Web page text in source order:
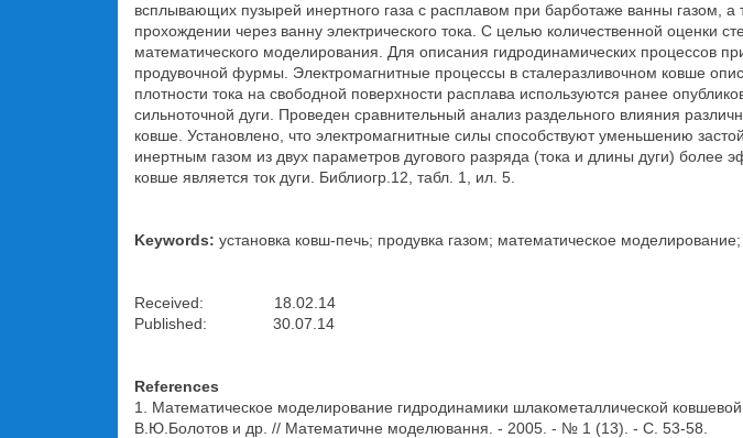
всплывающих пузырей инертного газа с расплавом при барботаже ванны газом,
прохождении через ванну электрического тока. С целью количественной оценки
математического моделирования. Для описания гидродинамических процессов
продувочной фурмы. Электромагнитные процессы в сталеразливочном ковше
плотности тока на свободной поверхности расплава используются ранее
сильноточной дуги. Проведен сравнительный анализ раздельного влияния
ковше. Установлено, что электромагнитные силы способствуют уменьшению
инертным газом из двух параметров дугового разряда (тока и длины дуги)
ковше является ток дуги. Библиогр.12, табл. 1, ил. 5.
Keywords: установка ковш-печь; продувка газом; математическое
Received: 18.02.14
Published: 30.07.14
References
1. Математическое моделирование гидродинамики шлакометаллической
В.Ю.Болотов и др. // Математичне моделювання. - 2005. - № 1 (13). - С. 53-58.